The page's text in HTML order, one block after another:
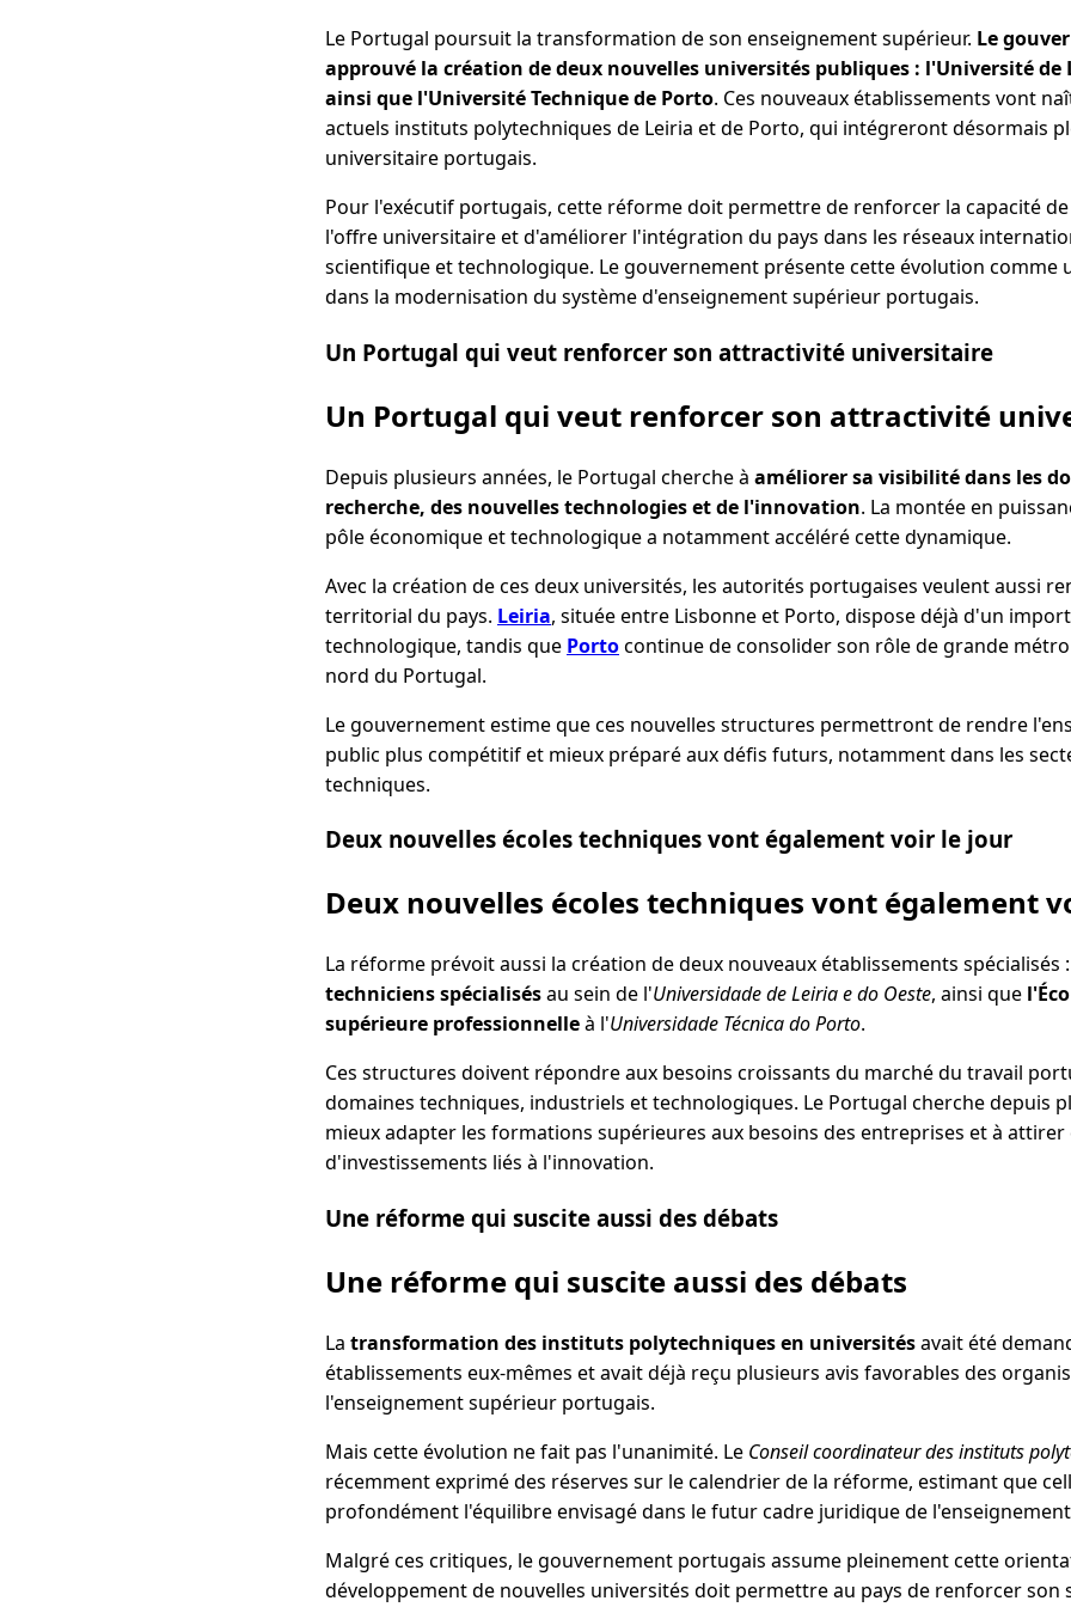
Le Portugal poursuit la transformation de son enseignement supérieur. Le
approuvé la création de deux nouvelles universités publiques : l'Université de
ainsi que l'Université Technique de Porto. Ces nouveaux établissements vont
actuels instituts polytechniques de Leiria et de Porto, qui intégreront désormais
universitaire portugais.
Pour l'exécutif portugais, cette réforme doit permettre de renforcer la capacité
l'offre universitaire et d'améliorer l'intégration du pays dans les réseaux
scientifique et technologique. Le gouvernement présente cette évolution comme
dans la modernisation du système d'enseignement supérieur portugais.
Un Portugal qui veut renforcer son attractivité universitaire
Un Portugal qui veut renforcer son attractivité
Depuis plusieurs années, le Portugal cherche à améliorer sa visibilité dans les
recherche, des nouvelles technologies et de l'innovation. La montée en
pôle économique et technologique a notamment accéléré cette dynamique.
Avec la création de ces deux universités, les autorités portugaises veulent aussi
territorial du pays. Leiria, située entre Lisbonne et Porto, dispose déjà d'un
technologique, tandis que Portocontinue de consolider son rôle de grande
nord du Portugal.
Le gouvernement estime que ces nouvelles structures permettront de rendre
public plus compétitif et mieux préparé aux défis futurs, notamment dans les
techniques.
Deux nouvelles écoles techniques vont également voir le jour
Deux nouvelles écoles techniques vont également
La réforme prévoit aussi la création de deux nouveaux établissements spécialisés
techniciens spécialisésau sein de l'Universidade de Leiria e do Oeste, ainsi que
supérieure professionnelleà l'Universidade Técnica do Porto.
Ces structures doivent répondre aux besoins croissants du marché du travail
domaines techniques, industriels et technologiques. Le Portugal cherche depuis
mieux adapter les formations supérieures aux besoins des entreprises et à attirer
d'investissements liés à l'innovation.
Une réforme qui suscite aussi des débats
Une réforme qui suscite aussi des débats
La transformation des instituts polytechniques en universitésavait été
établissements eux-mêmes et avait déjà reçu plusieurs avis favorables des
l'enseignement supérieur portugais.
Mais cette évolution ne fait pas l'unanimité. Le Conseil coordinateur des instituts
récemment exprimé des réserves sur le calendrier de la réforme, estimant que
profondément l'équilibre envisagé dans le futur cadre juridique de
Malgré ces critiques, le gouvernement portugais assume pleinement cette
développement de nouvelles universités doit permettre au pays de renforcer son